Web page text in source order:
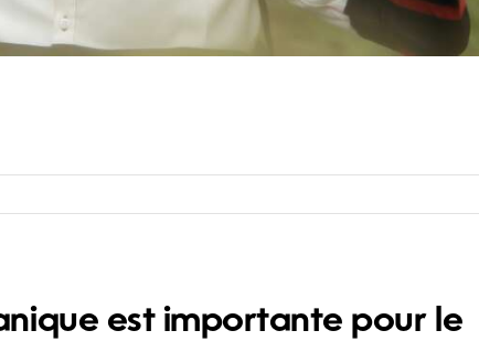
est importante pour le